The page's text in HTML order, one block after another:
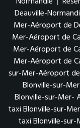
Deauville-
Mer-Aéroport de
Mer-Aéroport de
Mer-Aéroport de
Mer-Aéroport de
sur-Mer-Aéroport
Blonville-sur-
Blonville-sur-Mer-
taxi Blonville-sur-
taxi Blonville-